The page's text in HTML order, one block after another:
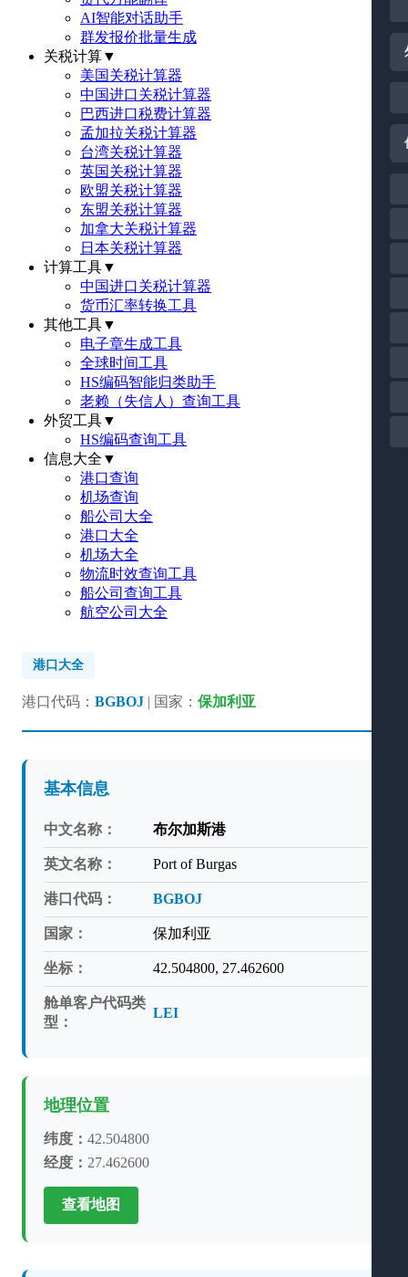
AI智能对话助手
群发报价批量生成
关税计算▼
美国关税计算器
中国进口关税计算器
巴西进口税费计算器
孟加拉关税计算器
台湾关税计算器
英国关税计算器
欧盟关税计算器
东盟关税计算器
加拿大关税计算器
日本关税计算器
计算工具▼
中国进口关税计算器
货币汇率转换工具
其他工具▼
电子章生成工具
全球时间工具
HS编码智能归类助手
老赖（失信人）查询工具
外贸工具▼
HS编码查询工具
信息大全 ▼
港口查询
机场查询
船公司大全
港口大全
机场大全
物流时效查询工具
船公司查询工具
航空公司大全
港口大全
港口代码： BGBOJ | 国家： 保加利亚
基本信息
中文名称： 布尔加斯港
英文名称： Port of Burgas
港口代码： BGBOJ
国家： 保加利亚
坐标： 42.504800, 27.462600
舱单客户代码类
型：
LEI
地理位置
纬度： 42.504800
经度： 27.462600
查看地图